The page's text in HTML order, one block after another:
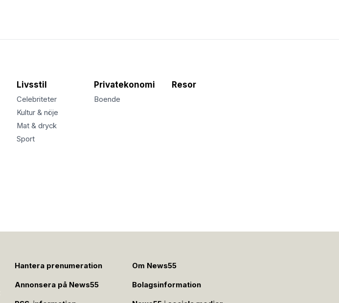
Livsstil
Celebriteter
Kultur & nöje
Mat & dryck
Sport
Privatekonomi
Boende
Resor
Hantera prenumeration Om News55
Annonsera på News55 Bolagsinformation